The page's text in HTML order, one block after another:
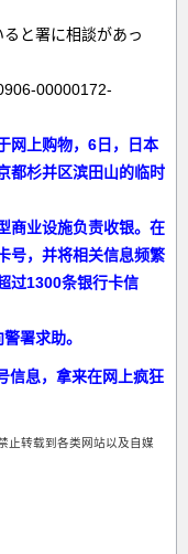
と署に相談があっ
00000172-
网上购物，6日，日本
都杉并区滨田山的临时
商业设施负责收银。在
号，并将相关信息频繁
过1300条银行卡信
署求助。
止转载到各类网站以及自媒